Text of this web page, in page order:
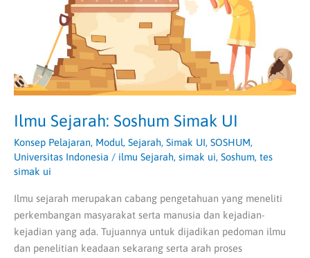
Ilmu Sejarah: Soshum Simak UI
Konsep Pelajaran, Modul, Sejarah, Simak UI, SOSHUM,
Universitas Indonesia / ilmu Sejarah, simak ui, Soshum, tes
simak ui
Ilmu sejarah merupakan cabang pengetahuan yang meneliti
perkembangan masyarakat serta manusia dan kejadian-
kejadian yang ada. Tujuannya untuk dijadikan pedoman ilmu
dan penelitian keadaan sekarang serta arah proses